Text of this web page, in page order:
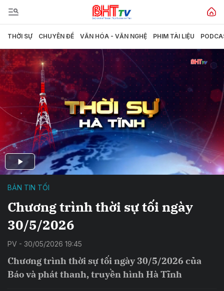
THỜI SỰ CHUYÊN ĐỀ VĂN HÓA - VĂN NGHỆ PHIM TÀI LIỆU
BẢN TIN TỐI
Chương trình thời sự tối ngày
30/5/2026
PV - 30/05/2026 19:45
Chương trình thời sự tối ngày 30/5/2026 của
Báo và phát thanh, truyền hình Hà Tĩnh